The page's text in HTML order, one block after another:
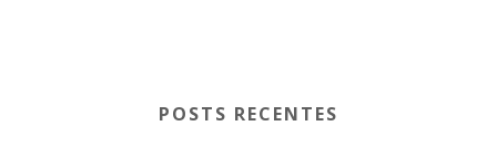
POSTS RECENTES